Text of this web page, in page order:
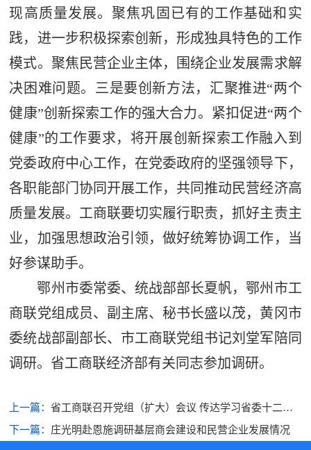
现高质量发展。聚焦巩固已有的工作基础和实
践，进一步积极探索创新，形成独具特色的工作
模式。聚焦民营企业主体，围绕企业发展需求解
决困难问题。三是要创新方法，汇聚推进“两个
健康”创新探索工作的强大合力。紧扣促进“两个
健康”的工作要求，将开展创新探索工作融入到
党委政府中心工作，在党委政府的坚强领导下，
各职能部门协同开展工作，共同推动民营经济高
质量发展。工商联要切实履行职责，抓好主责主
业，加强思想政治引领，做好统筹协调工作，当
好参谋助手。
鄂州市委常委、统战部部长夏帆，鄂州市工
商联党组成员、副主席、秘书长盛以茂，黄冈市
委统战部副部长、市工商联党组书记刘堂军陪同
调研。省工商联经济部有关同志参加调研。
上一篇：省工商联召开党组（扩大）会议 传达学习省委十二届
七次全会精神
下一篇： 庄光明赴恩施调研基层商会建设和民营企业发展情况